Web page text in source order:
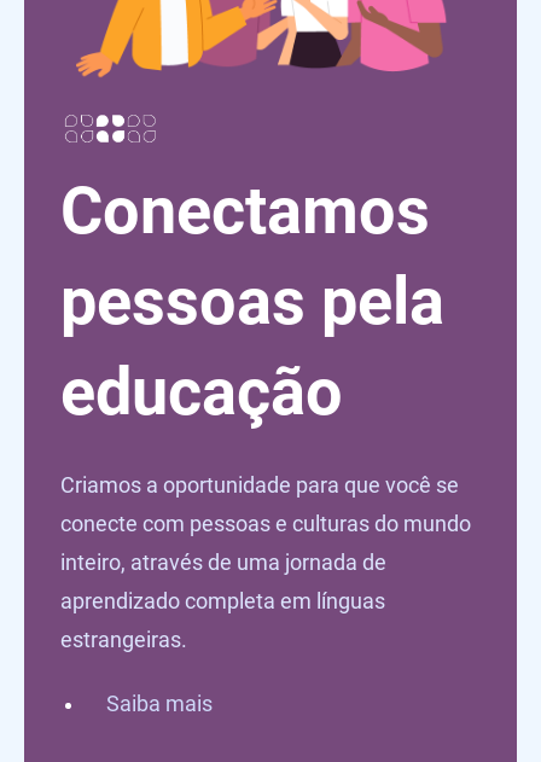
Conectamos
pessoas pela
educação
Criamos a oportunidade para que você se
conecte com pessoas e culturas do mundo
inteiro, através de uma jornada de
aprendizado completa em línguas
estrangeiras.
Saiba mais